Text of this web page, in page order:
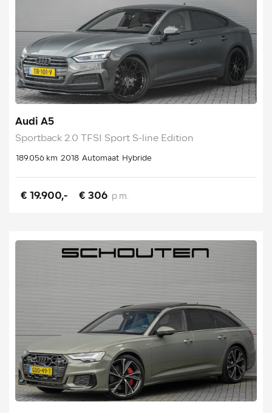
Audi A5
Sportback 2.0 TFSI Sport S-line Edition
189.056 km 2018 Automaat Hybride
€ 19.900,- € 306 p.m.